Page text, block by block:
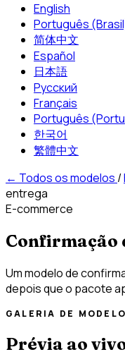
English
Português
简体中文
Español
日本語
Русский
Français
Português
한국어
繁體中文
← Todos os modelos /
entrega
E-commerce
Confirmação
Um modelo de
depois que o pacote
GALERIA DE
Prévia ao